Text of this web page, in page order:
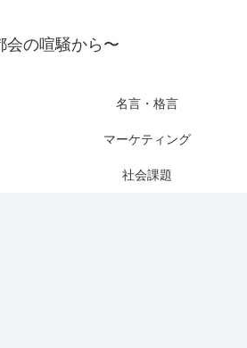
会の喧騒から〜
名言・格言
マーケティング
社会課題